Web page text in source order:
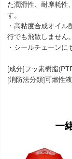
た潤滑性、耐摩耗性
す。
・高粘度合成オイ
行でも飛散しません。
・シールチェーンに
[成分]フッ素樹脂
[消防法分類]可燃性
一